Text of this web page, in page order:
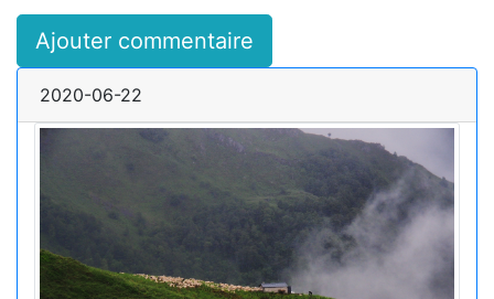
Ajouter commentaire
2020-06-22